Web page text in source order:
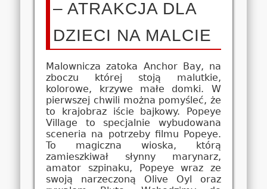
– ATRAKCJA DLA
DZIECI NA MALCIE
Malownicza zatoka Anchor Bay, na
zboczu której stoją malutkie,
kolorowe, krzywe małe domki. W
pierwszej chwili można pomyśleć, że
to krajobraz iście bajkowy. Popeye
Village to specjalnie wybudowana
sceneria na potrzeby filmu Popeye.
To magiczna wioska, którą
zamieszkiwał słynny marynarz,
amator szpinaku, Popeye wraz ze
swoją narzeczoną Olive Oyl oraz